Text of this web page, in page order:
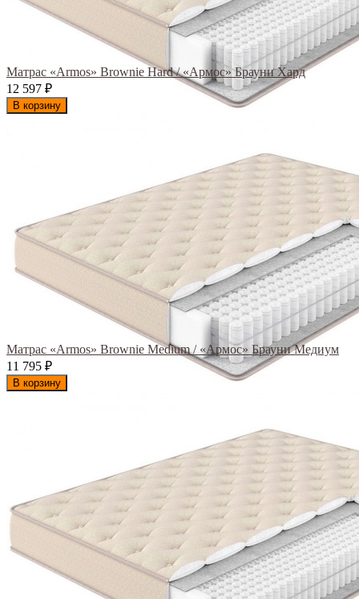
Матрас «Armos» Brownie Hard / «Армос» Брауни Хард
12 597 ₽
В корзину
Матрас «Armos» Brownie Medium / «Армос» Брауни Медиум
11 795 ₽
В корзину